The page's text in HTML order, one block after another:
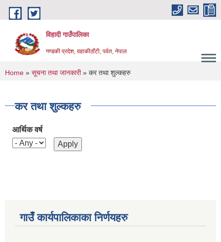
Skip to main content
विहादी गाउँपालिका
गण्डकी प्रदेश, वहाकीठाँटी, पर्वत, नेपाल
You are here
Home » सूचना तथा जानकारी» कर तथा शुल्कहरु
कर तथा शुल्कहरु
आर्थिक वर्ष
गाउँ कार्यपालिकाका निर्णयहरु